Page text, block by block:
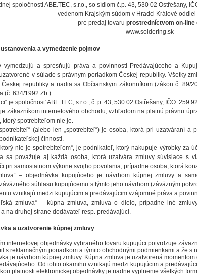
spoločnosti ABE.TEC, s.r.o., so sídlom č.p. 43, 530 02 Ostřešany,
vedenom Krajským súdom v Hradci Králové
pre predaj tovaru prostredníctvom on-line
www.soldering.sk
a vymedzenie pojmov
vymedzujú a spresňujú práva a povinnosti Predávajúceho a
v súlade s právnym poriadkom Českej republiky. Všetky
Českej republiky a riadia sa Občianskym zákonníkom (zákon č. 89/
(č. 634/1992 Zb.).
je spoločnosť ABE.TEC, s.r.o., č. p. 43, 530 02 Ostřešany, IČO: 259
je zákazníkom internetového obchodu, vzhľadom na platnú právnu
ktorý spotrebiteľom nie je.
spotrebiteľ“ (alebo len „spotrebiteľ“) je osoba, ktorá pri uzatváraní
činnosti.
ktorý nie je spotrebiteľom“, je podnikateľ, ktorý nakupuje výrobky za
sa považuje aj každá osoba, ktorá uzatvára zmluvy súvisiace s
pri samostatnom výkone svojho povolania, prípadne osoba, ktorá
– objednávka kupujúceho je návrhom kúpnej zmluvy a
súhlasu kupujúcemu s týmto jeho návrhom (záväzným
vznikajú medzi kupujúcim a predávajúcim vzájomné práva a
zmluva“ – kúpna zmluva, zmluva o dielo, prípadne iné
na druhej strane dodávateľ resp. predávajúci.
a uzatvorenie kúpnej zmluvy
internetovej objednávky vybraného tovaru kupujúci potvrdzuje
s reklamačným poriadkom a týmito obchodnými podmienkami a že s
je návrhom kúpnej zmluvy. Kúpna zmluva je uzatvorená
Od tohto okamihu vznikajú medzi kupujúcim a
platnosti elektronickej objednávky je riadne vyplnenie všetkých